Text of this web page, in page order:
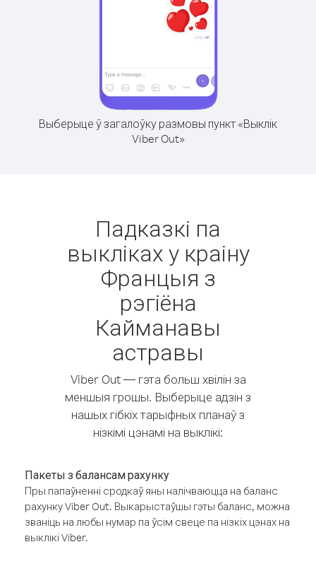
Выберыце ў загалоўку размовы пункт «Выклік
Viber Out»
Падказкі па
выкліках у краіну
Францыя з
рэгіёна
Кайманавы
астравы
Viber Out — гэта больш хвілін за
меншыя грошы. Выберыце адзін з
нашых гібкіх тарыфных планаў з
нізкімі цэнамі на выклікі:
Пакеты з балансам рахунку
Пры папаўненні сродкаў яны налічваюцца на баланс
рахунку Viber Out. Выкарыстаўшы гэты баланс, можна
званіць на любы нумар па ўсім свеце па нізкіх цэнах на
выклікі Viber.